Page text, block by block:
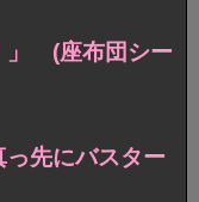
」 (座布団シー
先にバスター